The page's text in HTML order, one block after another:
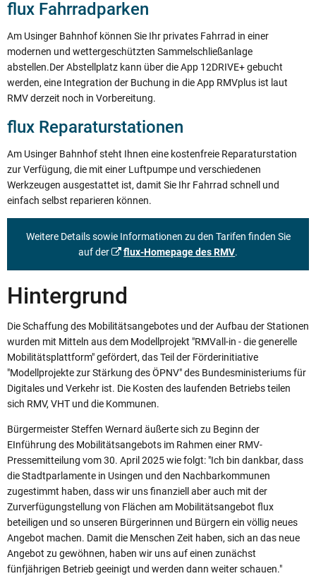
flux Fahrradparken
Am Usinger Bahnhof können Sie Ihr privates Fahrrad in einer
modernen und wettergeschützten Sammelschließanlage
abstellen.Der Abstellplatz kann über die App 12DRIVE+ gebucht
werden, eine Integration der Buchung in die App RMVplus ist laut
RMV derzeit noch in Vorbereitung.
flux Reparaturstationen
Am Usinger Bahnhof steht Ihnen eine kostenfreie Reparaturstation
zur Verfügung, die mit einer Luftpumpe und verschiedenen
Werkzeugen ausgestattet ist, damit Sie Ihr Fahrrad schnell und
einfach selbst reparieren können.
Weitere Details sowie Informationen zu den Tarifen finden Sie
auf der
flux-Homepage des RMV.
Hintergrund
Die Schaffung des Mobilitätsangebotes und der Aufbau der Stationen
wurden mit Mitteln aus dem Modellprojekt "RMVall-in - die generelle
Mobilitätsplattform" gefördert, das Teil der Förderinitiative
"Modellprojekte zur Stärkung des ÖPNV" des Bundesministeriums für
Digitales und Verkehr ist. Die Kosten des laufenden Betriebs teilen
sich RMV, VHT und die Kommunen.
Bürgermeister Steffen Wernard äußerte sich zu Beginn der
EInführung des Mobilitätsangebots im Rahmen einer RMV-
Pressemitteilung vom 30. April 2025 wie folgt: "Ich bin dankbar, dass
die Stadtparlamente in Usingen und den Nachbarkommunen
zugestimmt haben, dass wir uns finanziell aber auch mit der
Zurverfügungstellung von Flächen am Mobilitätsangebot flux
beteiligen und so unseren Bürgerinnen und Bürgern ein völlig neues
Angebot machen. Damit die Menschen Zeit haben, sich an das neue
Angebot zu gewöhnen, haben wir uns auf einen zunächst
fünfjährigen Betrieb geeinigt und werden dann weiter schauen."